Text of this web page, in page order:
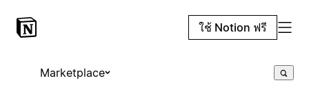
ใช้ Notion ฟรี
Marketplace